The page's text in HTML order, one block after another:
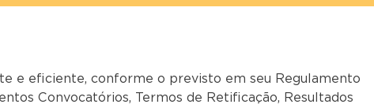
e eficiente, conforme o previsto em seu Regulamento
Convocatórios, Termos de Retificação, Resultados